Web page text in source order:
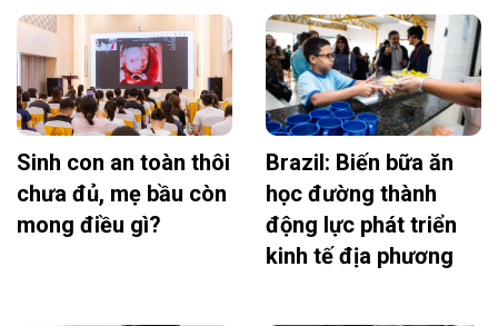
Sinh con an toàn thôi
chưa đủ, mẹ bầu còn
mong điều gì?
Brazil: Biến bữa ăn
học đường thành
động lực phát triển
kinh tế địa phương